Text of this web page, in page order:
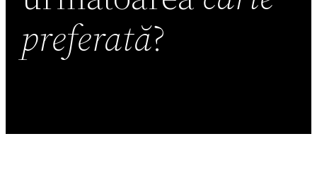
preferată?